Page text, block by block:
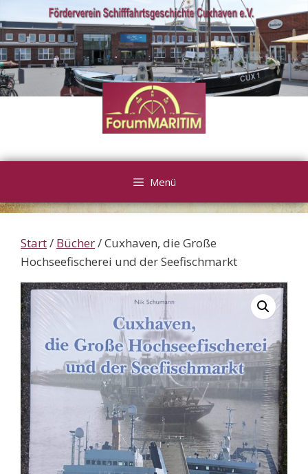
Inhalt
springen
Menü
Start/ Bücher/ Cuxhaven, die Große
Hochseefischerei und der Seefischmarkt